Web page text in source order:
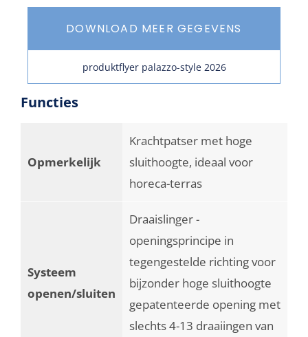
DOWNLOAD MEER GEGEVENS
produktflyer palazzo-style 2026
Functies
Opmerkelijk
Krachtpatser met hoge
sluithoogte, ideaal voor
horeca-terras
Systeem
openen/sluiten
Draaislinger -
openingsprincipe in
tegengestelde richting voor
bijzonder hoge sluithoogte
gepatenteerde opening met
slechts 4-13 draaiingen van